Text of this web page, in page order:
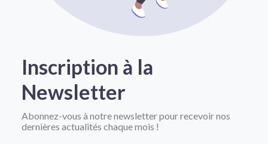
Inscription à la
Newsletter
Abonnez-vous à notre newsletter pour recevoir nos
dernières actualités chaque mois !